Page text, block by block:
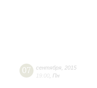
07 сентября 2015
19:00 Пн